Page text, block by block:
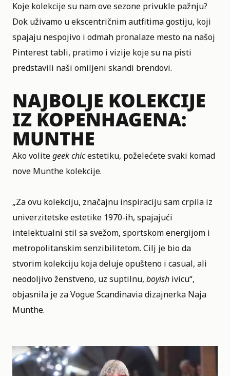
Koje kolekcije su nam ove sezone privukle pažnju?
Dok uživamo u ekscentričnim autfitima gostiju, koji
spajaju nespojivo i odmah pronalaze mesto na našoj
Pinterest tabli, pratimo i vizije koje su na pisti
predstavili naši omiljeni skandi brendovi.
NAJBOLJE KOLEKCIJE
IZ KOPENHAGENA:
MUNTHE
Ako volitegeek chicestetiku, poželećete svaki komad
nove Munthe kolekcije.
„Za ovu kolekciju, značajnu inspiraciju sam crpila iz
univerzitetske estetike 1970-ih, spajajući
intelektualni stil sa svežom, sportskom energijom i
metropolitanskim senzibilitetom. Cilj je bio da
stvorim kolekciju koja deluje opušteno i casual, ali
neodoljivo ženstveno, uz suptilnu, boyish ivicu“,
objasnila je za Vogue Scandinavia dizajnerka Naja
Munthe.